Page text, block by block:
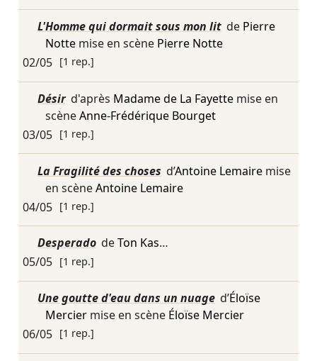
L'Homme qui dormait sous mon lit de Pierre
Nottemise en scène Pierre Notte
02/05 [1 rep.]
Désir d'après Madame de La Fayettemise en
scèneAnne-Frédérique Bourget
03/05 [1 rep.]
La Fragilité des choses d’Antoine Lemairemise
en scèneAntoine Lemaire
04/05 [1 rep.]
Desperado deTon Kas…
05/05 [1 rep.]
Une goutte d'eau dans un nuage d’Éloïse
Merciermise en scène Éloïse Mercier
06/05 [1 rep.]